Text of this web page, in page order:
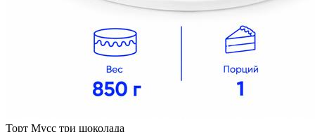
Торт Мусс три шоколада